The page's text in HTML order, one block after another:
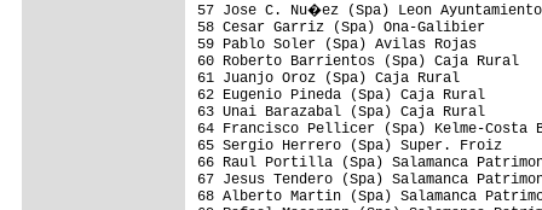
57 Jose C. Nu�ez (Spa) Leon
58 Cesar Garriz (Spa) Ona-Galibier
59 Pablo Soler (Spa) Avilas Rojas
60 Roberto Barrientos (Spa) Caja
61 Juanjo Oroz (Spa) Caja Rural
62 Eugenio Pineda (Spa) Caja Rural
63 Unai Barazabal (Spa) Caja Rural
64 Francisco Pellicer (Spa) Kelme-Costa
65 Sergio Herrero (Spa) Super. Froiz
66 Raul Portilla (Spa) Salamanca
67 Jesus Tendero (Spa) Salamanca
68 Alberto Martin (Spa) Salamanca